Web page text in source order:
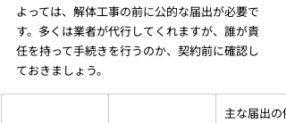
よっては、解体工事の前に公的な届出が必要で
す。多くは業者が代行してくれますが、誰が責
任を持って手続きを行うのか、契約前に確認し
ておきましょう。
主な届出の例